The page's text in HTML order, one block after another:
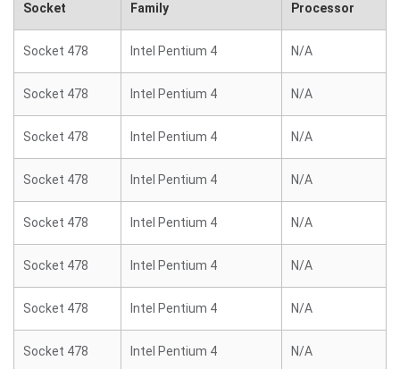
Socket Family Processor
Socket 478 Intel Pentium 4 N/A
Socket 478 Intel Pentium 4 N/A
Socket 478 Intel Pentium 4 N/A
Socket 478 Intel Pentium 4 N/A
Socket 478 Intel Pentium 4 N/A
Socket 478 Intel Pentium 4 N/A
Socket 478 Intel Pentium 4 N/A
Socket 478 Intel Pentium 4 N/A